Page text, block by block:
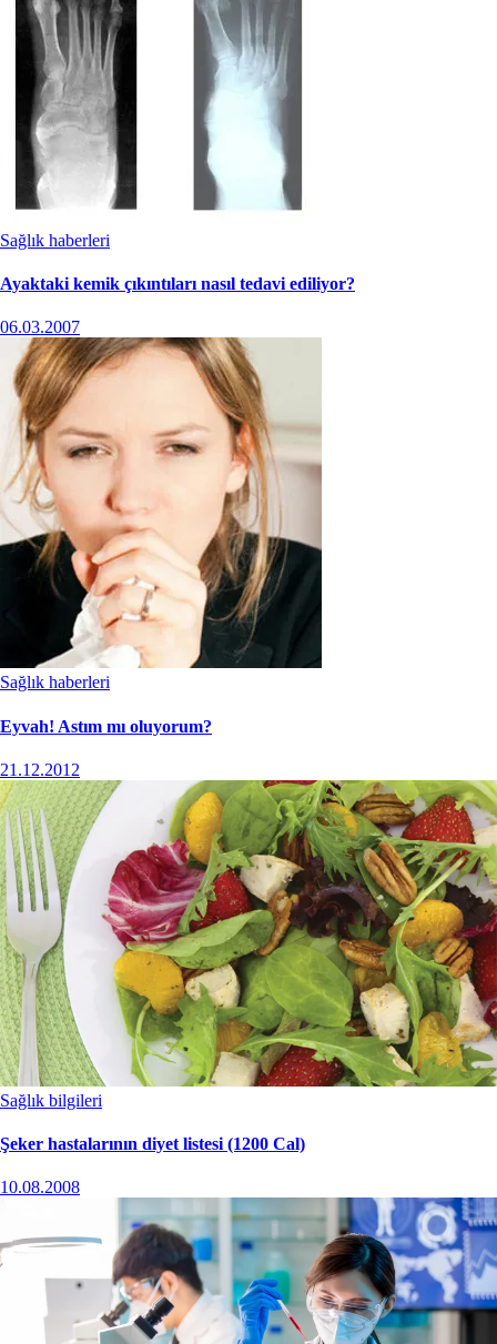
Sağlık haberleri
Ayaktaki kemik çıkıntıları nasıl tedavi ediliyor?
06.03.2007
Sağlık haberleri
Eyvah! Astım mı oluyorum?
21.12.2012
Sağlık bilgileri
Şeker hastalarının diyet listesi (1200 Cal)
10.08.2008